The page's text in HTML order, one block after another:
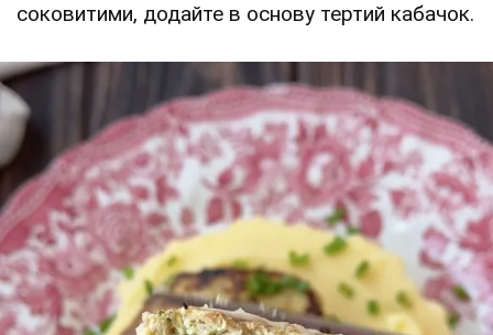
соковитими, додайте в основу тертий кабачок.